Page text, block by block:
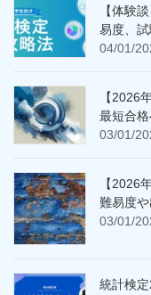
【体験
易度、
04/01/
【2026
最短合
03/01/
【2026
難易度
03/01/
統計検